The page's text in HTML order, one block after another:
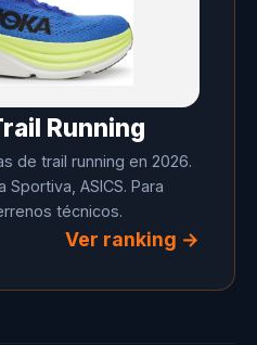
Running
de trail running en 2026.
Sportiva, ASICS. Para
técnicos.
Ver ranking →